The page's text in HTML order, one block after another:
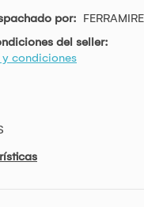
por:
del seller:
condiciones